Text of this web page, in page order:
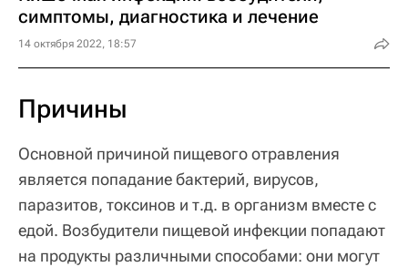
симптомы, диагностика и лечение
14 октября 2022, 18:57
Причины
Основной причиной пищевого отравления
является попадание бактерий, вирусов,
паразитов, токсинов и т.д. в организм вместе с
едой. Возбудители пищевой инфекции попадают
на продукты различными способами: они могут